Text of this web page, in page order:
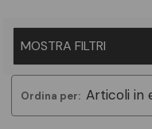
MOSTRA FILTRI
Ordina per: